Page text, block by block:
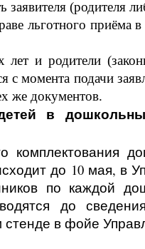
(родителя
льготного
и родители
момента подачи
же документов.
в
комплектования
до 10 мая, в
по каждой
до
в фойе